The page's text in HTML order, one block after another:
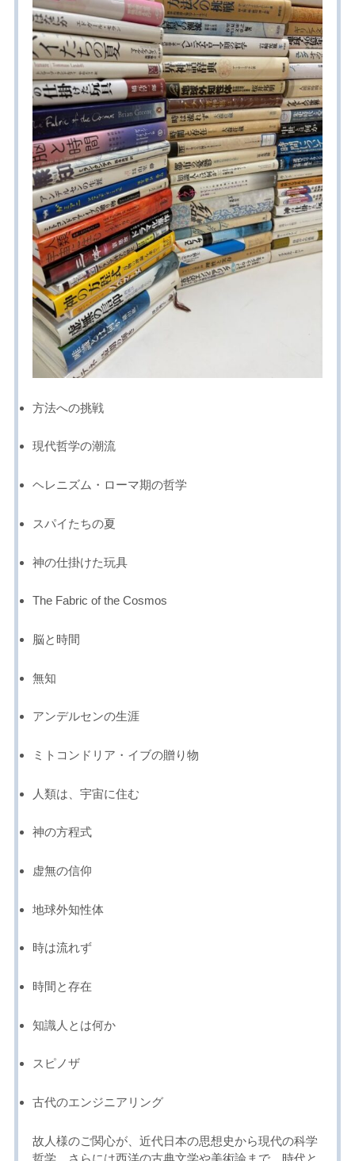
方法への挑戦
現代哲学の潮流
ヘレニズム・ローマ期の哲学
スパイたちの夏
神の仕掛けた玩具
The Fabric of the Cosmos
脳と時間
無知
アンデルセンの生涯
ミトコンドリア・イブの贈り物
人類は、宇宙に住む
神の方程式
虚無の信仰
地球外知性体
時は流れず
時間と存在
知識人とは何か
スピノザ
古代のエンジニアリング
故人様のご関心が、近代日本の思想史から現代の科学
哲学、さらには西洋の古典文学や美術論まで、時代と